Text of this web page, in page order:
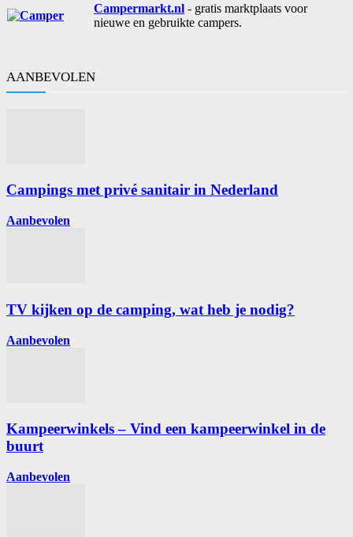
Campermarkt.nl - gratis marktplaats voor
nieuwe en gebruikte campers.
AANBEVOLEN
Campings met privé sanitair in Nederland
Aanbevolen
TV kijken op de camping, wat heb je nodig?
Aanbevolen
Kampeerwinkels – Vind een kampeerwinkel in de
buurt
Aanbevolen